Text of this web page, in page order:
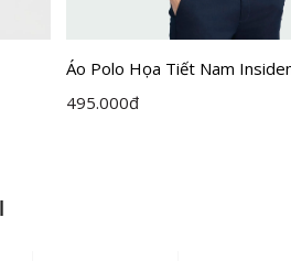
Áo Polo Họa Tiết Nam
Fit IPS059AZ
495.000đ